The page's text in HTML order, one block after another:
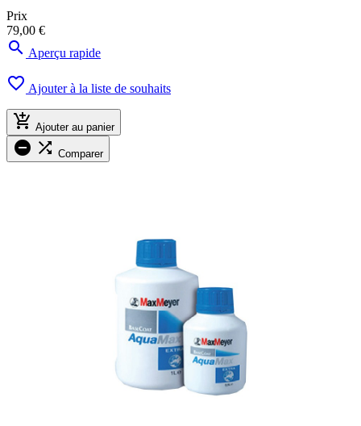
Prix
79,00 €
 Aperçu rapide
 Ajouter à la liste de souhaits
 Ajouter au panier
  Comparer